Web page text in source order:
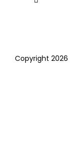
Copyright 2026